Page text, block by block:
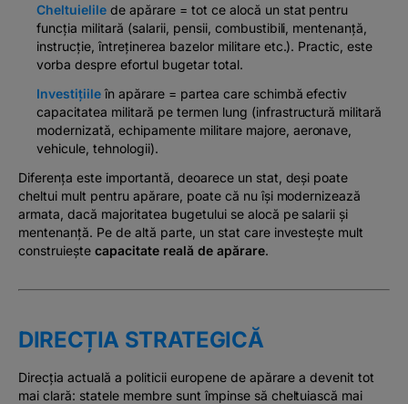
Cheltuielilede apărare = tot ce alocă un stat pentru
funcția militară (salarii, pensii, combustibili, mentenanță,
instrucție, întreținerea bazelor militare etc.). Practic, este
vorba despre efortul bugetar total.
Investițiile în apărare = partea care schimbă efectiv
capacitatea militară pe termen lung (infrastructură militară
modernizată, echipamente militare majore, aeronave,
vehicule, tehnologii).
Diferența este importantă, deoarece un stat, deși poate
cheltui mult pentru apărare, poate că nu își modernizează
armata, dacă majoritatea bugetului se alocă pe salarii și
mentenanță. Pe de altă parte, un stat care investește mult
construiește capacitate reală de apărare.
DIRECȚIA STRATEGICĂ
Direcția actuală a politicii europene de apărare a devenit tot
mai clară: statele membre sunt împinse să cheltuiască mai